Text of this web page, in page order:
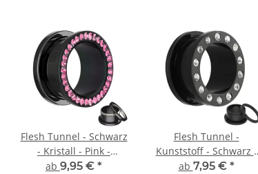
Flesh Tunnel - Schwarz
- Kristall - Pink -
Schutzschicht
ab 9,95 € *
Flesh Tunnel -
Kunststoff - Schwarz -
Kristall
ab 7,95 € *